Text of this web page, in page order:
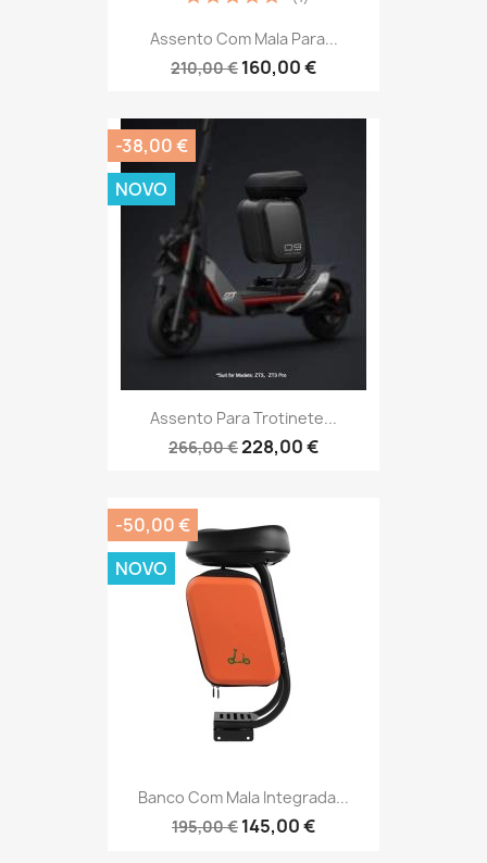
Assento Com Mala Para...
210,00 € 160,00 €
Assento Para Trotinete...
266,00 €228,00 €
-38,00 €
NOVO
Banco Com Mala Integrada...
195,00 € 145,00 €
-50,00 €
NOVO